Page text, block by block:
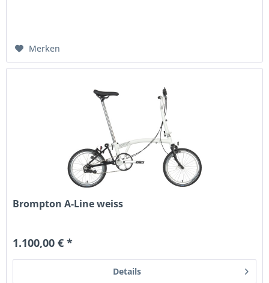
Merken
Brompton A-Line weiss
1.100,00 € *
Details